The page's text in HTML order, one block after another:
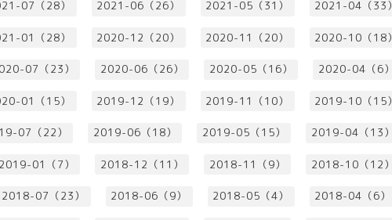
07（28） 2021-06（26） 2021-05（31） 2021-04（33）
01（28） 2020-12（20） 2020-11（20） 2020-10（18）
07（23） 2020-06（26） 2020-05（16） 2020-04（6）
01（15） 2019-12（19） 2019-11（10） 2019-10（15）
07（22） 2019-06（18） 2019-05（15） 2019-04（13）
2019-01（7） 2018-12（11） 2018-11（9） 2018-10（12）
2018-07（23） 2018-06（9） 2018-05（4） 2018-04（6）